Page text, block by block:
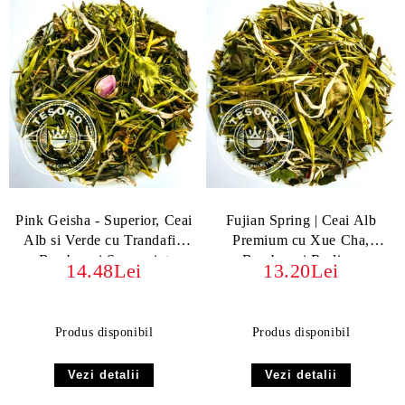
Pink Geisha - Superior, Ceai
Alb si Verde cu Trandafir,
Bambus și Spearmint
14.48Lei
Produs disponibil
Vezi detalii
Fujian Spring | Ceai Alb
Premium cu Xue Cha,
Bambus și Rodie –
Prospețimea Naturii
13.20Lei
Produs disponibil
Vezi detalii